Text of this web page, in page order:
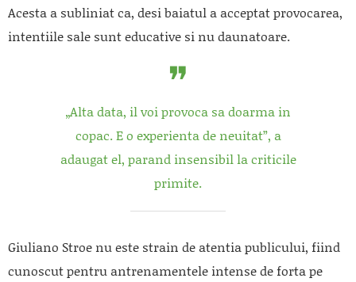
Acesta a subliniat ca, desi baiatul a acceptat provocarea,
intentiile sale sunt educative si nu daunatoare.
„Alta data, il voi provoca sa doarma in
copac. E o experienta de neuitat”, a
adaugat el, parand insensibil la criticile
primite.
Giuliano Stroe nu este strain de atentia publicului, fiind
cunoscut pentru antrenamentele intense de forta pe